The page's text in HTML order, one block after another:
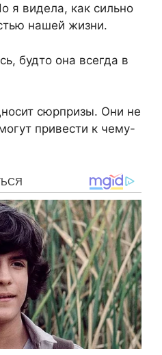
я видела, как сильно
нашей жизни.
будто она всегда в
сюрпризы. Они не
привести к чему-